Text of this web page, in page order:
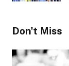
Don't Miss